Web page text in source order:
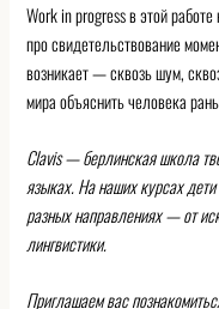
Work in progress в этой
про свидетельствование
возникает — сквозь шум,
мира объяснить человека
Clavis— берлинская школа
языках. На наших курсах
разных направлениях — от
лингвистики.
Приглашаем вас